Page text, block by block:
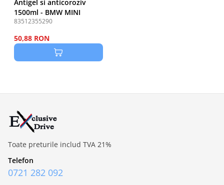
Antigel si anticoroziv
1500ml - BMW MINI
83512355290
50,88 RON
Toate preturile includ TVA 21%
Telefon
0721 282 092